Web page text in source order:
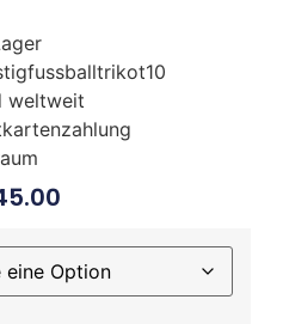
weltweit